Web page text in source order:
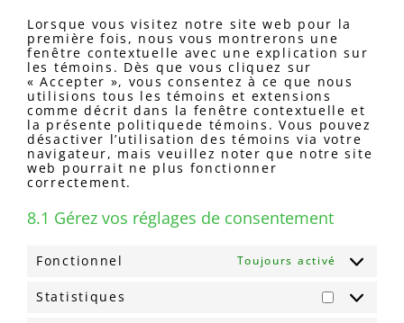
Lorsque vous visitez notre site web pour la
première fois, nous vous montrerons une
fenêtre contextuelle avec une explication sur
les témoins. Dès que vous cliquez sur
« Accepter », vous consentez à ce que nous
utilisions tous les témoins et extensions
comme décrit dans la fenêtre contextuelle et
la présente politiquede témoins. Vous pouvez
désactiver l’utilisation des témoins via votre
navigateur, mais veuillez noter que notre site
web pourrait ne plus fonctionner
correctement.
8.1 Gérez vos réglages de consentement
Fonctionnel Toujours activé
Statistiques